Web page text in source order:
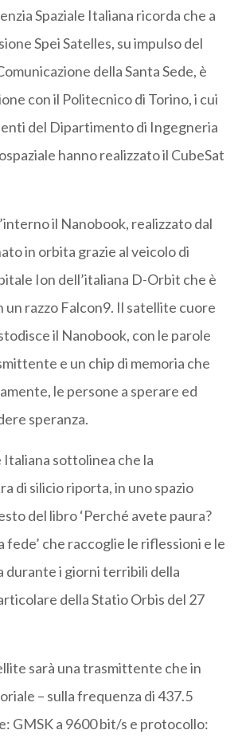
Spaziale Italiana ricorda che a
Spei Satelles, su impulso del
della Santa Sede, è
con il Politecnico di Torino, i cui
del Dipartimento di Ingegneria
hanno realizzato il CubeSat
il Nanobook, realizzato dal
in orbita grazie al veicolo di
Ion dell’italiana D-Orbit che è
un razzo Falcon9. Il satellite cuore
il Nanobook, con le parole
e un chip di memoria che
le persone a sperare ed
speranza.
Italiana sottolinea che la
di silicio riporta, in uno spazio
del libro ‘Perché avete paura?
fede’ che raccoglie le riflessioni e le
durante i giorni terribili della
della Statio Orbis del 27
sarà una trasmittente che in
– sulla frequenza di 437.5
GMSK a 9600 bit/s e protocollo: